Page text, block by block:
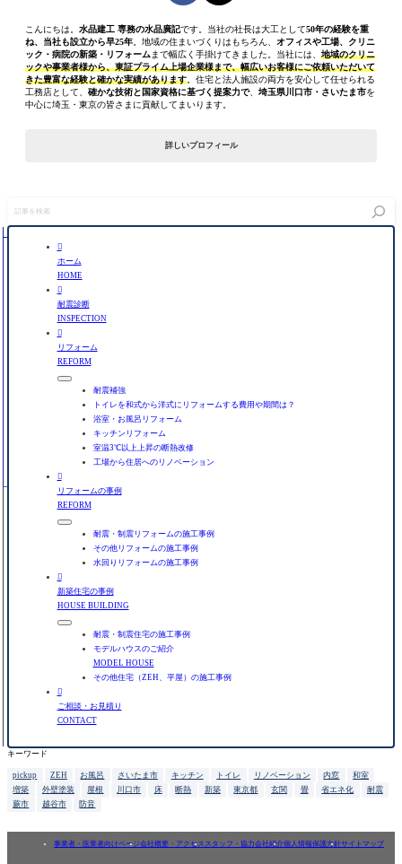
こんにちは。 水品建工 専務の水品廣記です。当社の社長は大工として50年の経験を重
ね、当社も設立から早25年 。地域の住まいづくりはもちろん、 オフィスや工場、クリニ
ック・病院の新築・リフォーム まで幅広く手掛けてきました。当社には、 地域のクリニ
ックや事業者様から、東証プライム上場企業様まで、幅広いお客様にご依頼いただいて
きた豊富な経験と確かな実績があります 。住宅と法人施設の両方を安心して任せられる
工務店として、 確かな技術と国家資格に基づく提案力で、 埼玉県川口市・さいたま市を
中心に埼玉・東京の皆さまに貢献してまいります。
詳しいプロフィール
を
検

ホーム
HOME

耐震診断
INSPECTION

リフォーム
REFORM
耐震補強
トイレを和式から洋式にリフォームする費用や期間は？
浴室・お風呂リフォーム
キッチンリフォーム
室温3℃以上上昇の断熱改修
工場から住居へのリノベーション

リフォームの事例
REFORM
耐震・制震リフォームの施工事例
その他リフォームの施工事例
水回りリフォームの施工事例

新築住宅の事例
HOUSE BUILDING
耐震・制震住宅の施工事例
モデルハウスのご紹介
MODEL HOUSE
その他住宅（ZEH、平屋）の施工事例

ご相談・お見積り
CONTACT
キーワード
pickup ZEH お風呂 さいたま市 キッチン トイレ リノベーション 内窓
和室
増築
外壁塗装 屋根 川口市 床 断熱 新築 東京都 玄関 畳 省エネ化
耐震
蕨市
越谷市 防音
事業者・医業者向けページ会社概要・アクセス スタッフ・協力会社紹介個人情報保護方針サイトマップ